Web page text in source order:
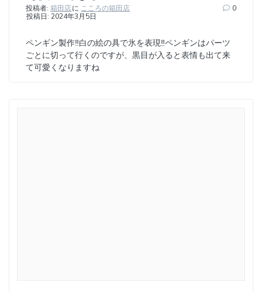
投稿者: 箱田店に こころの箱田店
投稿日: 2024年3月5日
0
ペンギン製作‼︎白の絵の具で氷を表現‼︎ペンギンはパーツ
ごとに切って行くのですが、黒目が入ると表情も出て来
て可愛くなりますね